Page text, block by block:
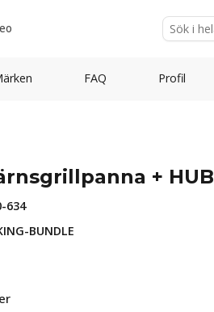
FAQ Profil
+ HUB
634
BUNDLE